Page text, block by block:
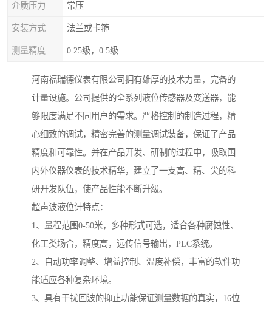
介质压力 常压
安装方式 法兰或卡箍
测量精度 0.25级，0.5级
河南福瑞德仪表有限公司拥有雄厚的技术力量，完备的
计量设施。公司提供的全系列液位传感器及变送器，能
够限度满足不同用户的需求。严格控制的制造过程，精
心细致的调试，精密完善的测量调试装备，保证了产品
精度和可靠性。并在产品开发、研制的过程中，吸取国
内外仪器仪表的技术精华，建立了一支高、精、尖的科
研开发队伍，使产品性能不断升级。
超声波液位计特点：
1、量程范围0-50米，多种形式可选，适合各种腐蚀性、
化工类场合，精度高，远传信号输出，PLC系统。
2、自动功率调整、增益控制、温度补偿，丰富的软件功
能适应各种复杂环境。
3、具有干扰回波的抑止功能保证测量数据的真实，16位